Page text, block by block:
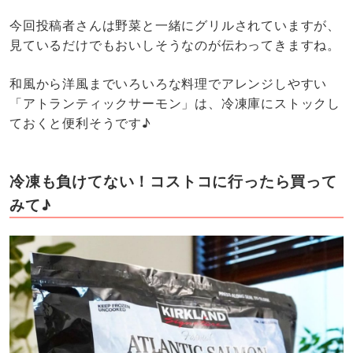
今回投稿者さんは野菜と一緒にグリルされていますが、
見ているだけでもおいしそうなのが伝わってきますね。
和風から洋風までいろいろな料理でアレンジしやすい
「アトランティックサーモン」は、冷凍庫にストックし
ておくと便利そうです♪
冷凍も負けてない！コストコに行ったら買って
みて♪